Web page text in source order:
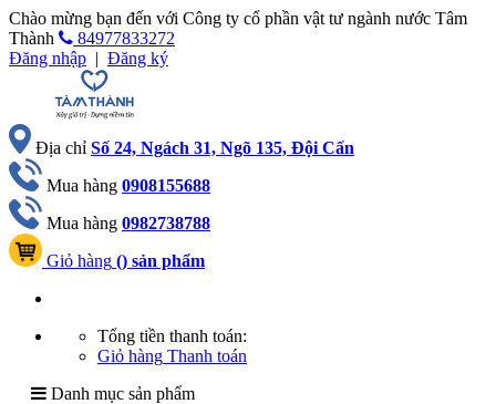
Chào mừng bạn đến với Công ty cổ phần vật tư ngành nước Tâm
Thành
84977833272
Đăng nhập | Đăng ký
Địa chỉ Số 24, Ngách 31, Ngõ 135, Đội Cấn
Mua hàng 0908155688
Mua hàng 0982738788
Giỏ hàng () sản phẩm
Tổng tiền thanh toán:
Giỏ hàng Thanh toán
Danh mục sản phẩm